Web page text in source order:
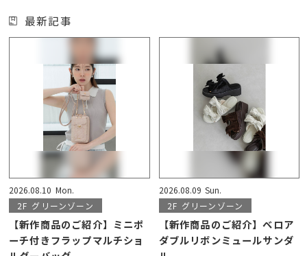
最新記事
2026.08.10 Mon.
2F グリーンゾーン
【新作商品のご紹介】ミニポ
ーチ付きフラップマルチショ
2026.08.09 Sun.
2F グリーンゾーン
【新作商品のご紹介】ベロア
ダブルリボンミュールサンダ